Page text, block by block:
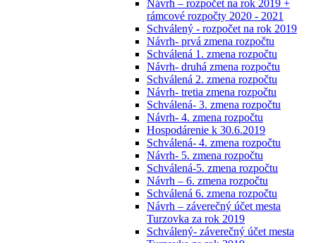
Návrh – rozpočet na rok 2019 +
rámcové rozpočty 2020 - 2021
Schválený - rozpočet na rok 2019
Návrh- prvá zmena rozpočtu
Schválená 1. zmena rozpočtu
Návrh- druhá zmena rozpočtu
Schválená 2. zmena rozpočtu
Návrh- tretia zmena rozpočtu
Schválená- 3. zmena rozpočtu
Návrh- 4. zmena rozpočtu
Hospodárenie k 30.6.2019
Schválená- 4. zmena rozpočtu
Návrh- 5. zmena rozpočtu
Schválená-5. zmena rozpočtu
Návrh – 6. zmena rozpočtu
Schválená 6. zmena rozpočtu
Návrh – záverečný účet mesta
Turzovka za rok 2019
Schválený- záverečný účet mesta